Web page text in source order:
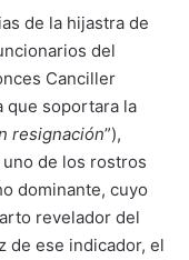
de la hijastra de
del
Canciller
que soportara la
resignación”),
de los rostros
dominante, cuyo
revelador del
de ese indicador, el